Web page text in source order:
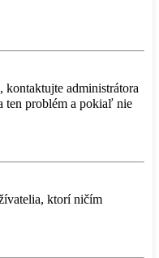
kontaktujte administrátora
ten problém a pokiaľ nie
ktorí ničím